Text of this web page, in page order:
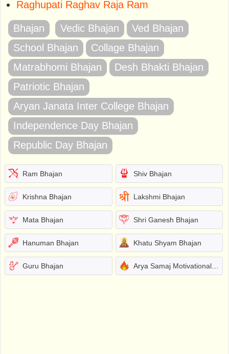
Raghupati Raghav Raja Ram
Bhajan Vedic Bhajan
Ved Bhajan
School Bhajan
Collage Bhajan
Matrabhomi Bhajan
Desh Bhakti Bhajan
Patriotic Bhajan
Aryan Janata Inter College Bhajan
Independence Day Bhajan
Republic Day Bhajan
Ram Bhajan Shiv Bhajan
Krishna Bhajan Lakshmi Bhajan
Mata Bhajan Shri Ganesh Bhajan
Hanuman Bhajan Khatu Shyam Bhajan
Guru Bhajan Arya Samaj Motivational Bhajans